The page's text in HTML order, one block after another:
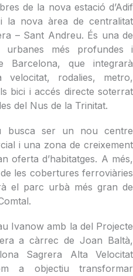
de la nova estació d’Adif
la nova àrea de centralitat
– Sant Andreu. És una de
més profundes i
Barcelona, que integrarà
rodalies, metro,
bici i accés directe soterrat
del Nus de la Trinitat.
busca ser un nou centre
i una zona de creixement
oferta d’habitatges. A més,
les cobertures ferroviàries
el parc urbà més gran de
Ivanow amb la del Projecte
a càrrec de Joan Baltà,
Sagrera Alta Velocitat
a objectiu transformar